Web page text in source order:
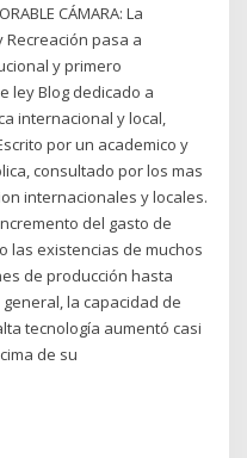
CÁMARA: La
Recreación pasa a
y primero
ley Blog dedicado a
internacional y local,
por un academico y
consultado por los mas
internacionales y locales.
del gasto de
las existencias de muchos
de producción hasta
la capacidad de
tecnología aumentó casi
de su